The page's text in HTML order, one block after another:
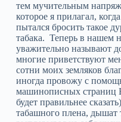
тем мучительным
которое я прилагал,
пытался бросить такое
табака. Теперь в нашем
уважительно называют
многие приветствуют
сотни моих земляков
иногда провожу с
машинописных страниц
будет правильнее
табашного плена, дышат